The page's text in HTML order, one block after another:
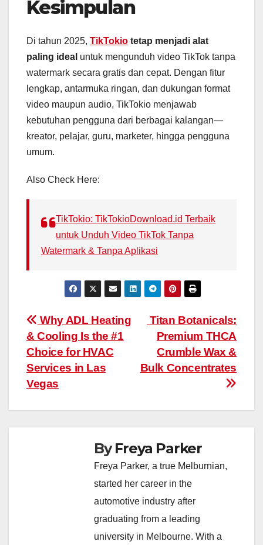
Kesimpulan
Di tahun 2025, TikTokio tetap menjadi alat
paling ideal untuk mengunduh video TikTok tanpa
watermark secara gratis dan cepat. Dengan fitur
lengkap, antarmuka ringan, dan dukungan format
video maupun audio, TikTokio menjawab
kebutuhan pengguna dari berbagai kalangan—
kreator, pelajar, guru, marketer, hingga pengguna
umum.
Also Check Here:
TikTokio: TikTokioDownload.id Terbaik
untuk Unduh Video TikTok Tanpa
Watermark & Tanpa Aplikasi
Post
navigation
Titan Botanicals:
Premium THCA
Crumble Wax &
Bulk Concentrates
Why ADL Heating
& Cooling Is the #1
Choice for HVAC
Services in Las
Vegas
ByFreya Parker
Freya Parker, a true Melburnian,
started her career in the
automotive industry after
graduating from a leading
university in Melbourne. With a